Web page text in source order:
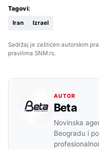
Tagovi:
Iran Izrael
Sadržaj je zaštićen autorskim
pravilima SNM.rs.
AUTOR
Beta
Novinska
Beogradu i